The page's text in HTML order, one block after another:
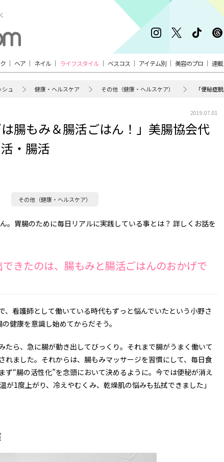
ヘア ネイル ライフスタイル ベスコス アイテム別 美容のプロ 連載
ュ 健康・ヘルスケア その他（健康・ヘルスケア）
2019.07.01
は腸もみ＆腸活ごはん！」美腸協会代
・腸活
その他（健康・ヘルスケア）
。胃腸のために毎日リアルに実践している事とは？ 詳しくお話を
できたのは、腸もみと腸活ごはんのおかげで
、看護師として働いている時代もずっと悩んでいたという小野さ
健康を意識し始めてからだそう。
たら、急に腸が動き出してびっくり。それまで腸がうまく働いて
れました。それからは、腸もみマッサージを習慣にして、毎日食
ず“腸の活性化”を念頭において決めるように。今では便秘が消え
が1度上がり、冷えやむくみ、乾燥肌の悩みも払拭できました」